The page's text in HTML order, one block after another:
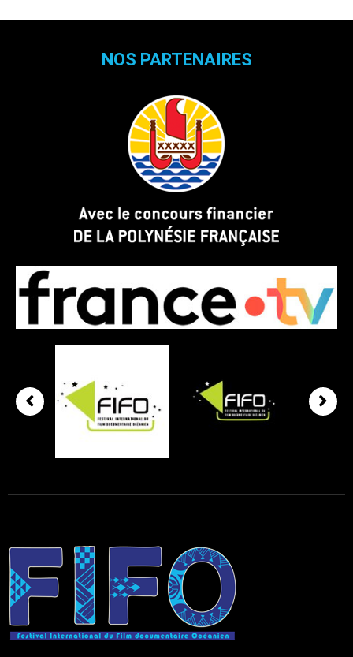
NOS PARTENAIRES